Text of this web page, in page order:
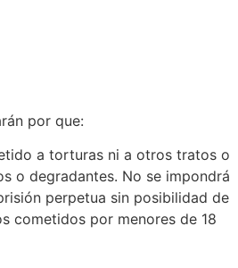
por que:
a torturas ni a otros tratos o
o degradantes. No se impondrá
perpetua sin posibilidad de
cometidos por menores de 18